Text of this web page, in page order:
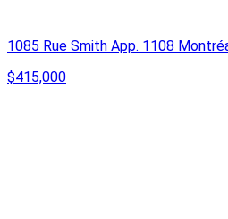
1085 Rue Smith App. 1108
$415,000